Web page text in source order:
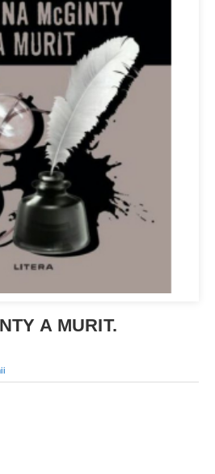
A MURIT.